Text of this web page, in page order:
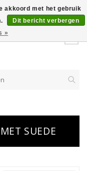
SUEDE
akkoord met het gebruik
Dit bericht verbergen
»